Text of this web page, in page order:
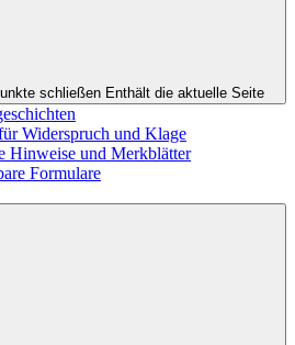
schließen Enthält die aktuelle Seite
Widerspruch und Klage
Hinweise und Merkblätter
Formulare